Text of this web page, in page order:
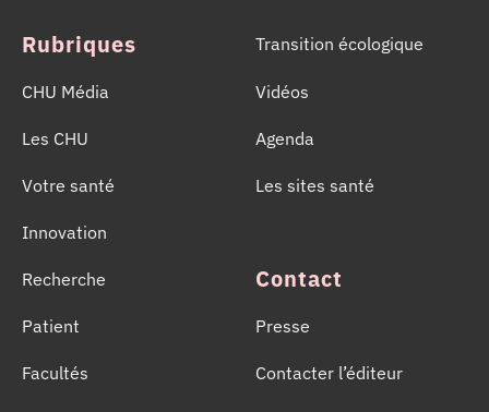
Rubriques
CHU Média
Les CHU
Votre santé
Innovation
Recherche
Patient
Facultés
Transition écologique
Vidéos
Agenda
Les sites santé
Contact
Presse
Contacter l’éditeur